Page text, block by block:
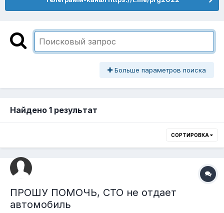
Больше параметров поиска
Найдено 1 результат
СОРТИРОВКА
ПРОШУ ПОМОЧЬ, СТО не отдает
автомобиль